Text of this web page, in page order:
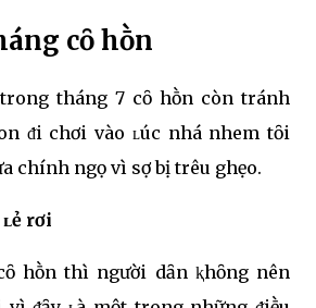
cȏ hṑn
tháng 7 cȏ hṑn còn tránh
ᵭi chơi vào ʟúc nhá nhem tȏi
chính ngọ vì sợ bị trêu ghẹo.
rơi
hṑn thì người dȃn ⱪhȏng nên